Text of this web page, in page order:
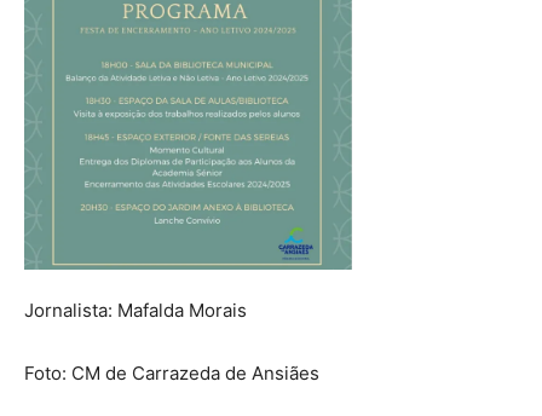
Jornalista: Mafalda Morais
Foto: CM de Carrazeda de Ansiães